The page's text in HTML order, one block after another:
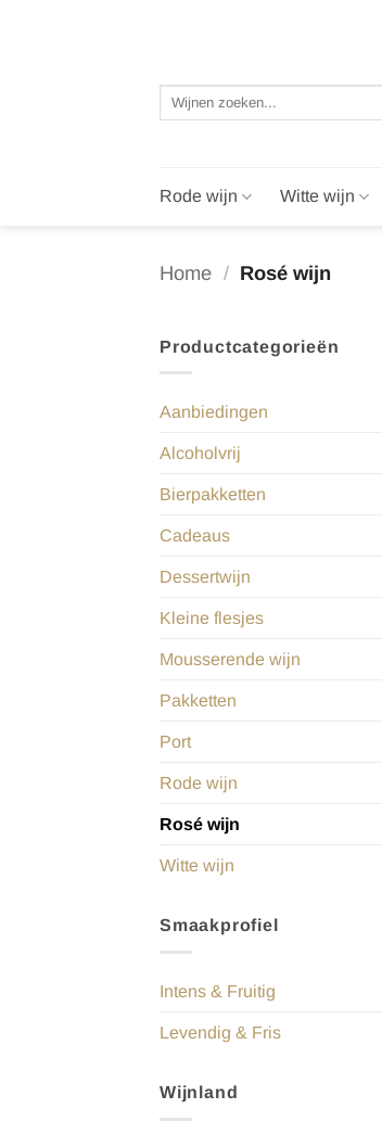
Zoeken
naar:
Rode wijn Witte wijn
Home / Rosé wijn
Productcategorieën
Aanbiedingen
Alcoholvrij
Bierpakketten
Cadeaus
Dessertwijn
Kleine flesjes
Mousserende wijn
Pakketten
Port
Rode wijn
Rosé wijn
Witte wijn
Smaakprofiel
Intens & Fruitig
Levendig & Fris
Wijnland